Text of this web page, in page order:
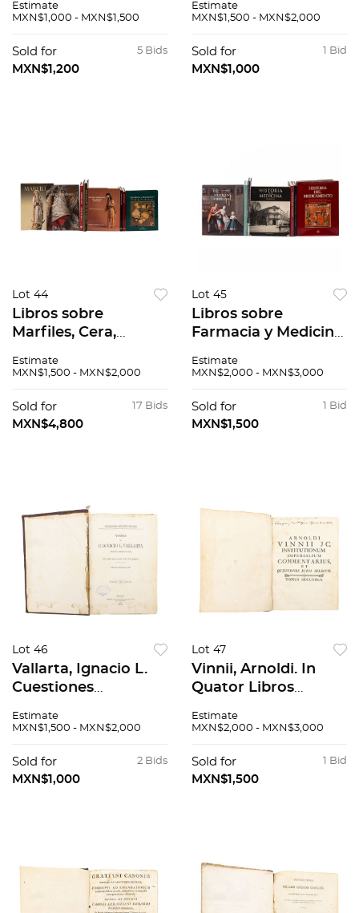
colonial y siglo XIX /
Jardinero de
Maximiliano. Piezas:
Estimate
MXN$1,000 - MXN$1,500
5 Bids
Sold for
MXN$1,200
Jewelry Through the
Oro. Piezas: 11.
Estimate
MXN$1,500 - MXN$2,000
1 Bid
Sold for
MXN$1,000
Lot 44
Libros sobre
Marfiles, Cera,
vestiduras litúrgicas
Metropolitana de
México / La Cera en
Estimate
MXN$1,500 - MXN$2,000
17 Bids
Sold for
MXN$4,800
Lot 45
Libros sobre
Farmacia y Medicina.
Republicana /
Prehispánica /
Medicina Virreinal.
Estimate
MXN$2,000 - MXN$3,000
1 Bid
Sold for
MXN$1,500
Lot 46
Vallarta, Ignacio L.
Cuestiones
Votos. México:
Francisco Díaz de
León, 1879, 1881.
Estimate
MXN$1,500 - MXN$2,000
2 Bids
Sold for
MXN$1,000
Lot 47
Vinnii, Arnoldi. In
Quator Libros
Imperialium
Aacademicus &
Forenfis. Valentiae:
Estimate
MXN$2,000 - MXN$3,000
1 Bid
Sold for
MXN$1,500